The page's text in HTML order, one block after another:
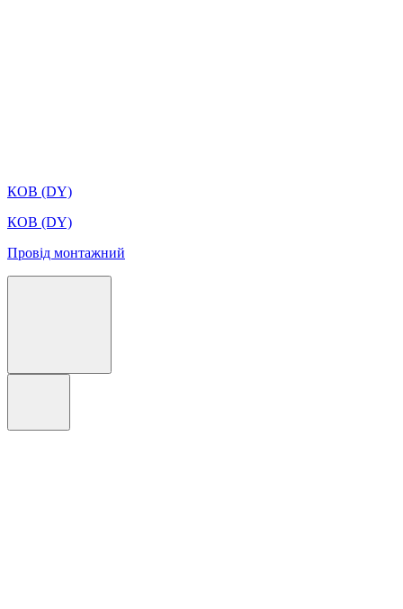
КОВ (DY)
КОВ (DY)
Провід монтажний